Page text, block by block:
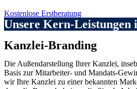
Kostenlose Erstberatung
Unsere Kern-
Kanzlei-Branding
Die Außendarstellung Ihrer Kanzlei,
Basis zur Mitarbeiter- und Mandats-
wir Ihre Kanzlei zu einer bekannten